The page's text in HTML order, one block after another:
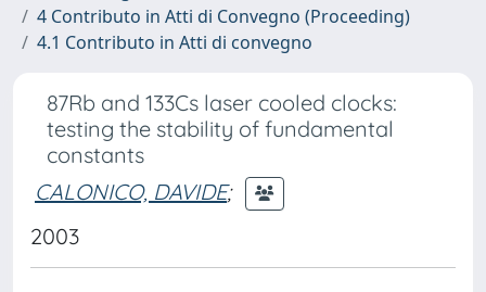
4 Contributo in Atti di Convegno (Proceeding)
4.1 Contributo in Atti di convegno
87Rb and 133Cs laser cooled clocks:
testing the stability of fundamental
constants
CALONICO, DAVIDE;
2003